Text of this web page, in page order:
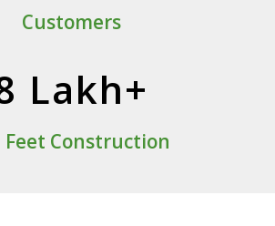
Customers
Lakh+
Feet Construction